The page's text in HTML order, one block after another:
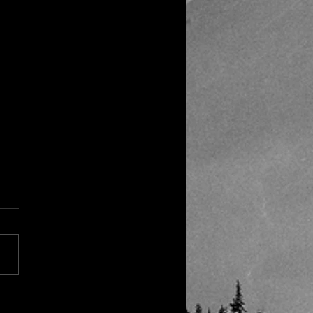
夜的路程比我想象的要好熬
仰面朝天，我四仰八叉，我